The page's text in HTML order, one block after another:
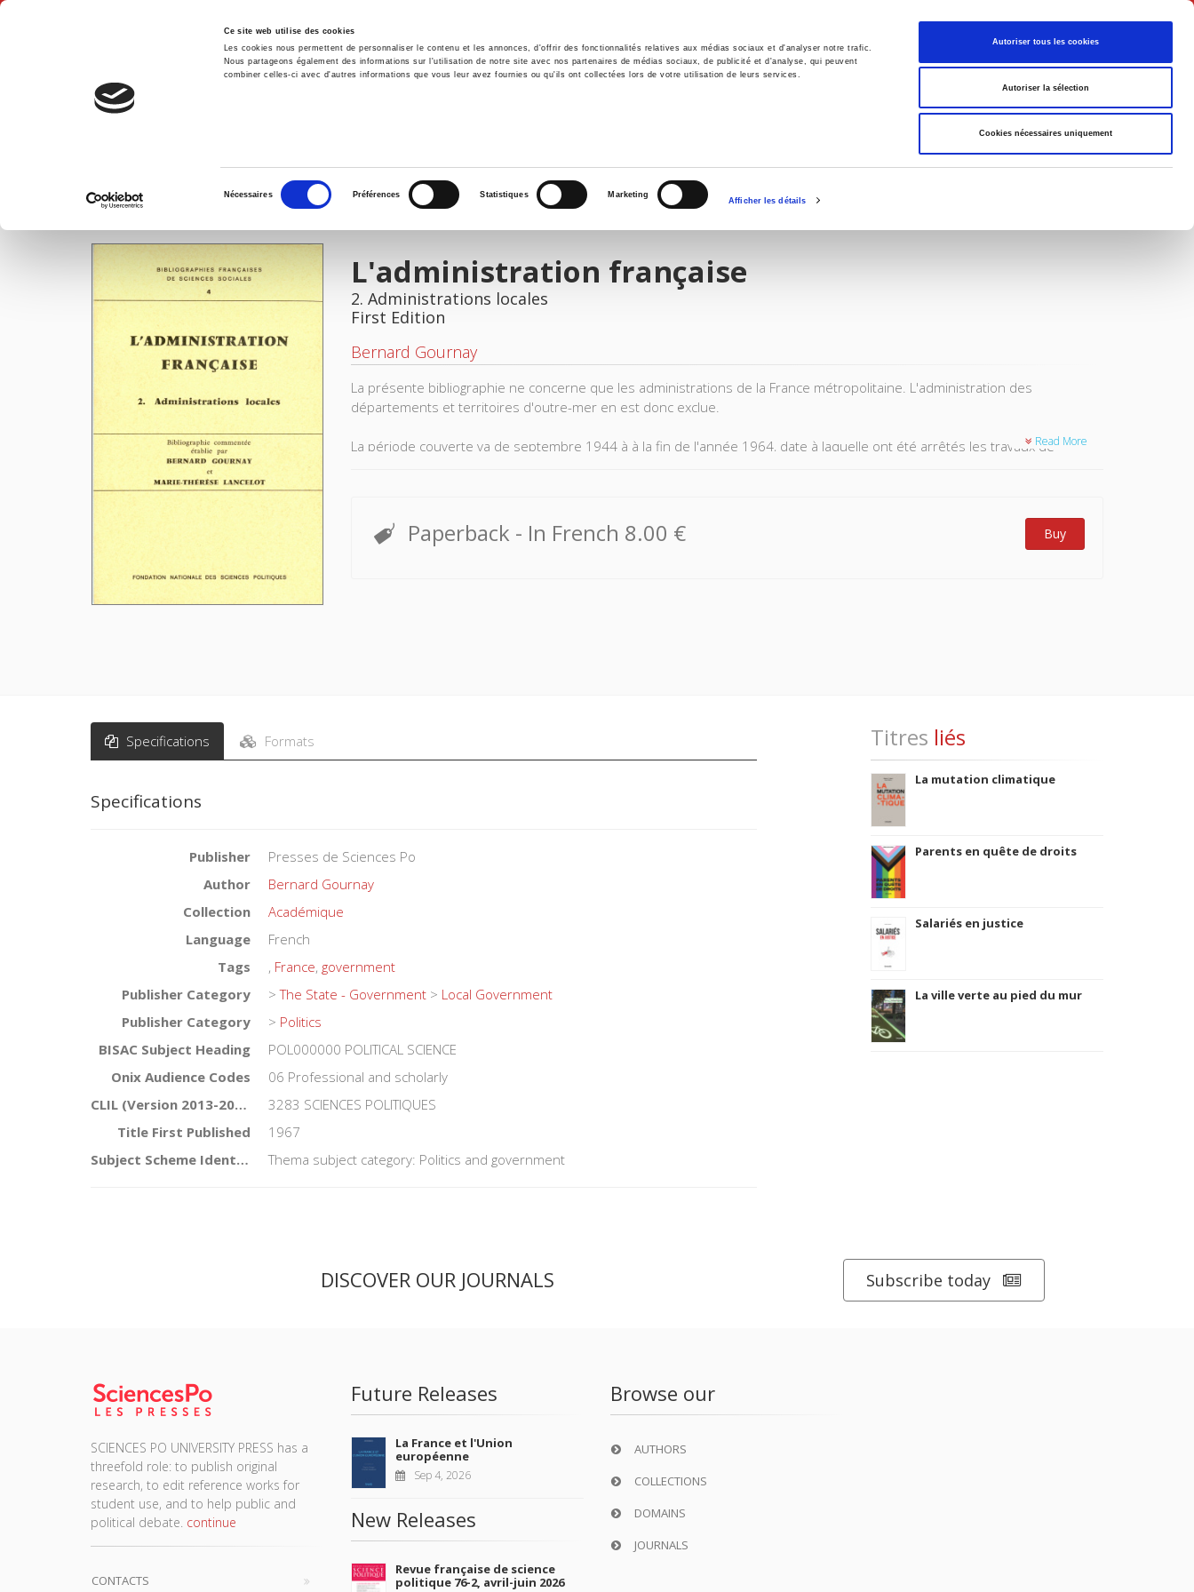
Ce site web utilise des cookies
Les cookies nous permettent de personnaliser le contenu et les annonces, d'offrir des fonctionnalités relatives aux médias sociaux et d'analyser notre trafic.
Nous partageons également des informations sur l'utilisation de notre site avec nos partenaires de médias sociaux, de publicité et d'analyse, qui peuvent
combiner celles-ci avec d'autres informations que vous leur avez fournies ou qu'ils ont collectées lors de votre utilisation de leurs services.
consentement
Nécessaires Préférences Statistiques Marketing
Afficher les détails
Autoriser tous les cookies
Autoriser la sélection
Cookies nécessaires uniquement
English
Home Environment History International Politics
IMAGES
L'administration française
2. Administrations locales
First Edition
Bernard Gournay
La présente bibliographie ne concerne que les administrations de la France métropolitaine. L'administration des
départements et territoires d'outre-mer en est donc exclue.
La période couverte va de septembre 1944 à à la fin de l'année 1964, date à laquelle ont été arrêtés les travaux de
sensu ainsi qu'aux problèmes posés par la réforme régionale; la seconde concerne les établissements publics des
collectivités locales ainsi que les établissements publics nationaux dont le champ d'action est localisé ; la troisième partie
Read More
Paperback - In French 8.00 € Buy
Specifications Formats
Specifications
Publisher
Presses de Sciences Po
Author
Bernard Gournay
Collection
Académique
Language
French
Tags
, France, government
Publisher Category
>The State - Government > Local Government
Publisher Category
> Politics
BISAC Subject Heading
POL000000 POLITICAL SCIENCE
Onix Audience Codes
06 Professional and scholarly
CLIL (Version 2013-2019)
3283 SCIENCES POLITIQUES
Title First Published
1967
Subject Scheme Identifier Code
Thema subject category: Politics and government
Titres liés
La mutation climatique
Parents en quête de droits
Salariés en justice
La ville verte au pied du mur
DISCOVER OUR JOURNALS Subscribe today
SCIENCES PO UNIVERSITY PRESS has a
threefold role: to publish original
research, to edit reference works for
student use, and to help public and
political debate. continue
CONTACTS
Future Releases
La France et l'Union
européenne
Sep 4, 2026
New Releases
Revue française de science
politique 76-2, avril-juin 2026
Browse our
AUTHORS
COLLECTIONS
DOMAINS
JOURNALS